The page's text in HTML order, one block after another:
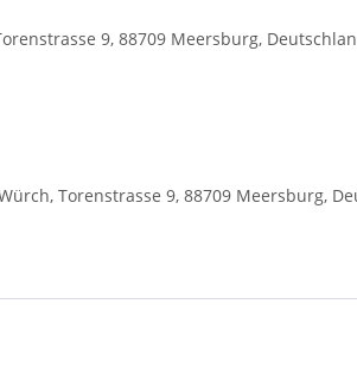
9, 88709 Meersburg,
Torenstrasse 9, 88709 Meersburg,